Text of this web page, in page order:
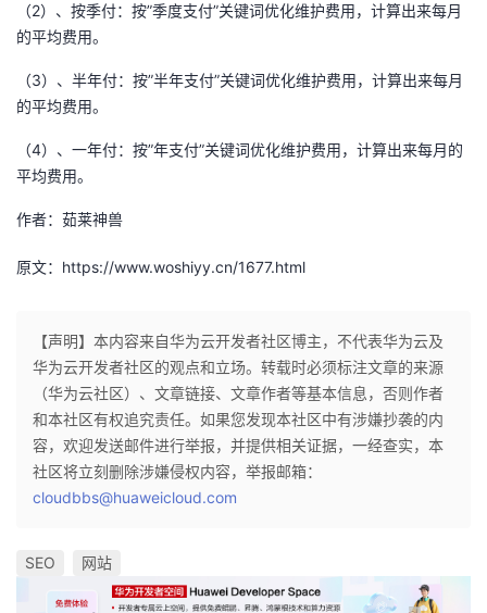
（2）、按季付：按”季度支付”关键词优化维护费用，计算出来每月
的平均费用。
（3）、半年付：按”半年支付”关键词优化维护费用，计算出来每月
的平均费用。
（4）、一年付：按”年支付”关键词优化维护费用，计算出来每月的
平均费用。
作者：茹莱神兽
原文：https://www.woshiyy.cn/1677.html
【声明】本内容来自华为云开发者社区博主，不代表华为云及
华为云开发者社区的观点和立场。转载时必须标注文章的来源
（华为云社区）、文章链接、文章作者等基本信息，否则作者
和本社区有权追究责任。如果您发现本社区中有涉嫌抄袭的内
容，欢迎发送邮件进行举报，并提供相关证据，一经查实，本
社区将立刻删除涉嫌侵权内容，举报邮箱：
cloudbbs@huaweicloud.com
SEO 网站